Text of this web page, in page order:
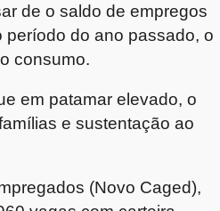
de o saldo de empregos
período do ano passado, o
consumo.
em patamar elevado, o
e sustentação ao
(Novo Caged),